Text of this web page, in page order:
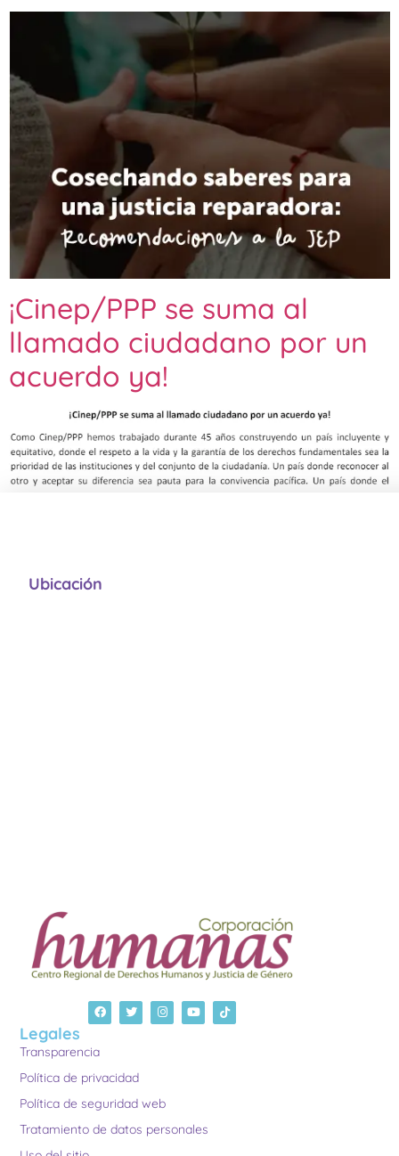
¡Cinep/PPP se suma al
llamado ciudadano por un
acuerdo ya!
Legales
Transparencia
Política de privacidad
Política de seguridad web
Tratamiento de datos personales
Ubicación